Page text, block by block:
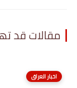
مقالات قد
اخبار العراق